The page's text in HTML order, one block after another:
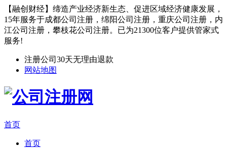
【融创财经】缔造产业经济新生态、促进区域经济健康发展，
15年服务于成都公司注册，绵阳公司注册，重庆公司注册，内
江公司注册，攀枝花公司注册。已为21300位客户提供管家式
服务!
注册公司30天无理由退款
网站地图
首页
首页